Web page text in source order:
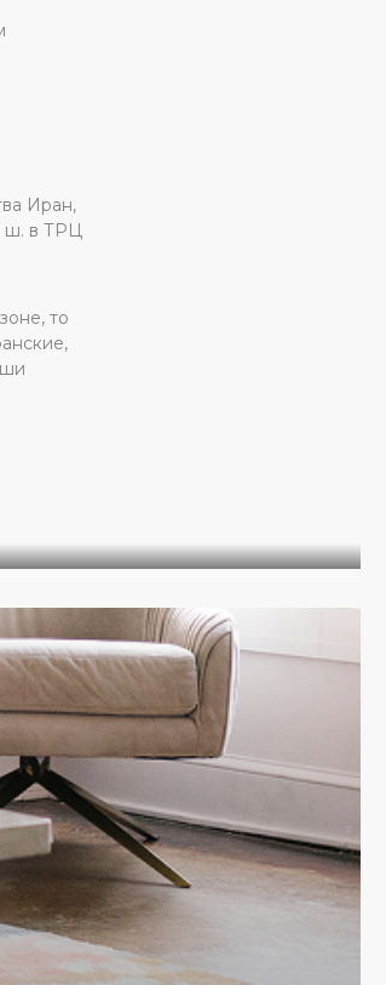
Иран,
ш. в ТРЦ
то